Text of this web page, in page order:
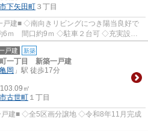
下矢田町 ３丁目
建■ ◇南向きリビングにつき陽当良好で
6ｍ 間口約9ｍ ◇駐車２台可 ◇充実設
燥機付き
戸建 新築
一丁目 新築一戸建
亀岡 」駅 徒歩17分
㎡
古世町 １丁目
建■ ◇全5区画分譲地 ◇令和8年11月完成